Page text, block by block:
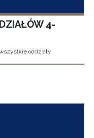
4-
oddziały